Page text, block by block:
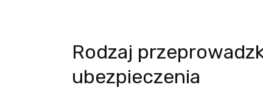
Rodzaj
ubezpieczenia